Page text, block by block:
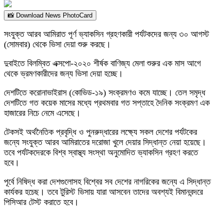
📸 Download News PhotoCard
সংযুক্ত আরব আমিরাত পূর্ণ ভ্যাকসিন গ্রহণকারী পর্যটকদের জন্য ৩০ আগস্ট
(সোমবার) থেকে ভিসা দেয়া শুরু করছে।
দুবাইতে বিলম্বিত এক্সপো-২০২০ শীর্ষক বাণিজ্য মেলা শুরুর এক মাস আগে
থেকে ভ্রমণকারীদের জন্য ভিসা দেয়া হচ্ছে।
দেশটিতে করোনাভাইরাস (কোভিড-১৯) সংক্রমণও কমে যাচ্ছে। তেল সমৃদ্ধ
দেশটিতে গত কয়েক মাসের মধ্যে প্রথমবার গত সপ্তাহে দৈনিক সংক্রমণ এক
হাজারের নিচে নেমে এসেছে।
টেকসই অর্থনৈতিক প্রবৃদ্ধি ও পুনরুদ্ধারের লক্ষ্যে সকল দেশের পর্যটকের
জন্যে সংযুক্ত আরব আমিরাতের দরোজা খুলে দেয়ার সিদ্ধান্ত নেয়া হয়েছে।
তবে পর্যটকদেরকে বিশ্ব স্বাস্থ্য সংস্থা অনুমোদিত ভ্যাকসিন গ্রহণ করতে
হবে।
পূর্বে নিষিদ্ধ করা দেশগুলোসহ বিশ্বের সব দেশের নাগরিকের জন্যে এ সিদ্ধান্ত
কার্যকর হচেছ। তবে টুরিস্ট ভিসায় যারা আসবেন তাদের অবশ্যই বিমানবন্দরে
পিসিআর টেস্ট করাতে হবে।